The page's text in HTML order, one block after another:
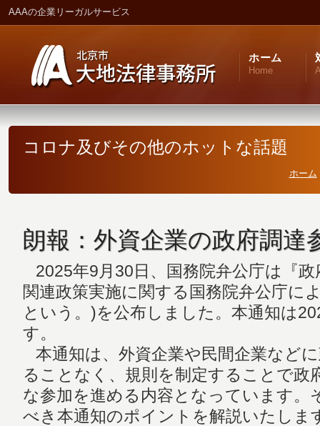
AAAの企業リーガルサービス
ホーム
Home
コロナ及びその他のホットな話題
ホーム
朗報：外資企業の政府調達
2025年9月30日、国務院弁公庁は『
関連政策実施に関する国務院弁公庁に
という。)を公布しました。本通知は
す。
本通知は、外資企業や民間企業など
ることなく、規則を制定することで政
な参加を進める内容となっています。
べき本通知のポイントを解説いたしま